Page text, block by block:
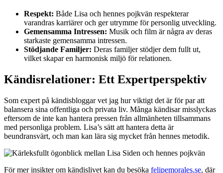
Respekt: Både Lisa och hennes pojkvän respekterar
varandras karriärer och ger utrymme för personlig utveckling.
Gemensamma Intressen: Musik och film är några av deras
starkaste gemensamma intressen.
Stödjande Familjer: Deras familjer stödjer dem fullt ut,
vilket skapar en harmonisk miljö för relationen.
Kändisrelationer: Ett Expertperspektiv
Som expert på kändisbloggar vet jag hur viktigt det är för par att
balansera sina offentliga och privata liv. Många kändisar misslyckas
eftersom de inte kan hantera pressen från allmänheten tillsammans
med personliga problem. Lisa’s sätt att hantera detta är
beundransvärt, och man kan lära sig mycket från hennes metodik.
För mer insikter om kändislivet kan du besöka felipemorales.se, där